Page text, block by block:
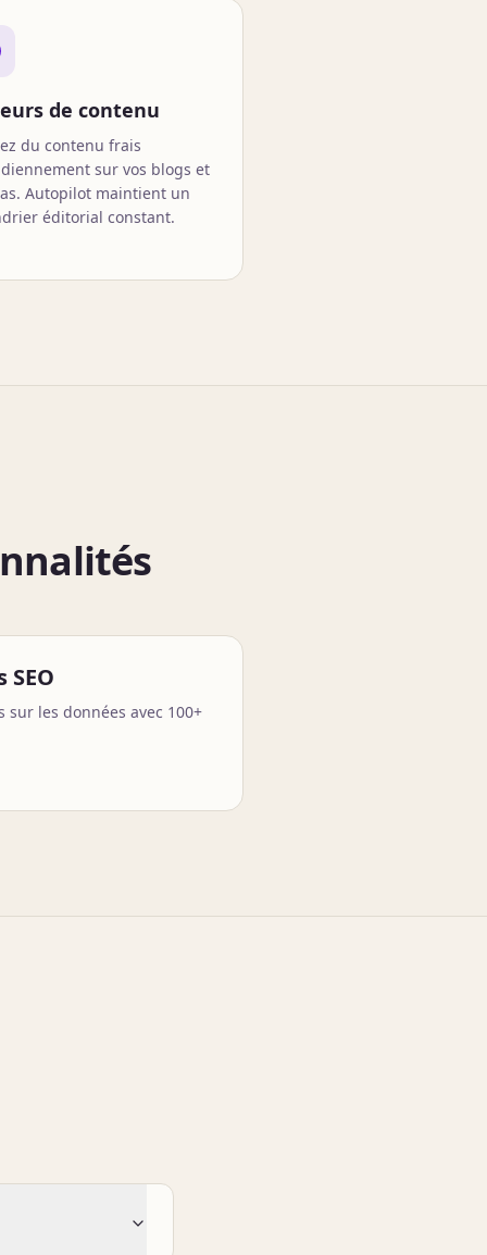
de contenu
du contenu frais
sur vos blogs et
Autopilot maintient un
éditorial constant.
sur les données avec 100+